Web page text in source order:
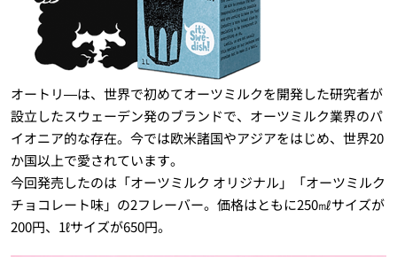
オートリ―は、世界で初めてオーツミルクを開発した研究者が
設立したスウェーデン発のブランドで、オーツミルク業界のパ
イオニア的な存在。今では欧米諸国やアジアをはじめ、世界20
か国以上で愛されています。
今回発売したのは「オーツミルク オリジナル」「オーツミルク
チョコレート味」の2フレーバー。価格はともに250㎖サイズが
200円、1ℓサイズが650円。